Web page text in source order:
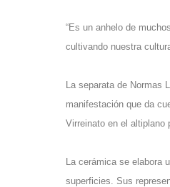
“Es un anhelo de
cultivando nuestra
La separata de
manifestación que da
Virreinato en el altiplano
La cerámica se
superficies. Sus